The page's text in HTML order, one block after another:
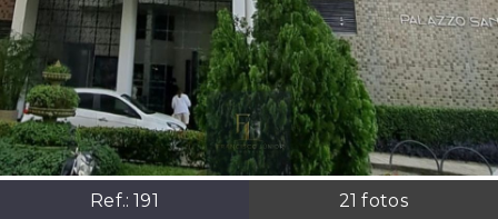
Ref.:191 21 fotos